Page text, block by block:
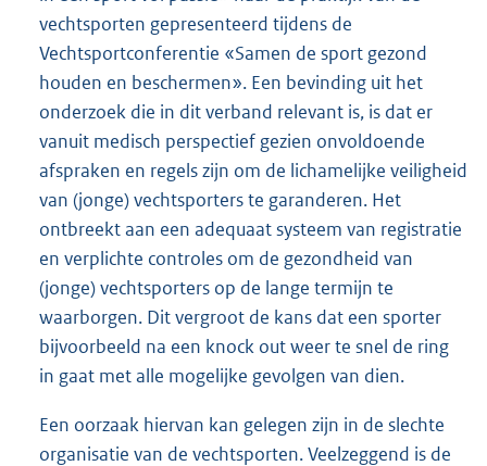
vechtsporten gepresenteerd tijdens de
Vechtsportconferentie «Samen de sport gezond
houden en beschermen». Een bevinding uit het
onderzoek die in dit verband relevant is, is dat er
vanuit medisch perspectief gezien onvoldoende
afspraken en regels zijn om de lichamelijke veiligheid
van (jonge) vechtsporters te garanderen. Het
ontbreekt aan een adequaat systeem van registratie
en verplichte controles om de gezondheid van
(jonge) vechtsporters op de lange termijn te
waarborgen. Dit vergroot de kans dat een sporter
bijvoorbeeld na een knock out weer te snel de ring
in gaat met alle mogelijke gevolgen van dien.
Een oorzaak hiervan kan gelegen zijn in de slechte
organisatie van de vechtsporten. Veelzeggend is de